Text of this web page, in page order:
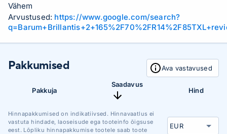
Vähem
Arvustused: https://www.google.com/search?
Pakkumised Ava vastavused
Pakkuja
Saadavus
Hind
Hinnapakkumised on indikatiivsed. Hinnavaatlus ei
vastuta hindade, laoseisude ega tooteinfo õigsuse
eest. Lõpliku hinnapakkumise tootele saab toote